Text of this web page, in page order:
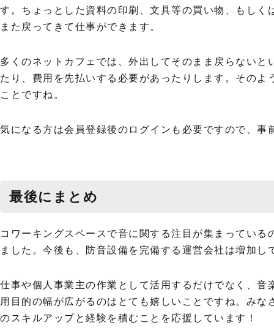
す。ちょっとした資料の印刷、文具等の買い物、もし
また戻ってきて仕事ができます。
多くのネットカフェでは、外出してそのまま戻らない
たり、費用を先払いする必要があったりします。その
ことですね。
気になる方は会員登録後のログインも必要ですので、
最後にまとめ
コワーキングスペースで音に関する注目が集まってい
ました。今後も、防音設備を完備する運営会社は増加し
仕事や個人事業主の作業として活用するだけでなく、
用目的の幅が広がるのはとても嬉しいことですね。み
のスキルアップと経験を積むことを応援しています！